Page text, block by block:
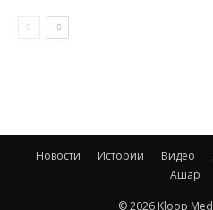
Новости Истории Видео
Ашар
© 2026 Kloop